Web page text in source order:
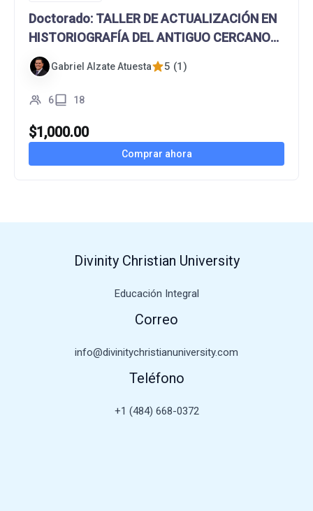
Doctorado: TALLER DE ACTUALIZACIÓN EN
HISTORIOGRAFÍA DEL ANTIGUO CERCANO
ORIENTE
Gabriel Alzate Atuesta 5 (1)
6 18
$1,000.00
Comprar ahora
Divinity Christian University
Educación Integral
Correo
info@divinitychristianuniversity.com
Teléfono
+1 (484) 668-0372